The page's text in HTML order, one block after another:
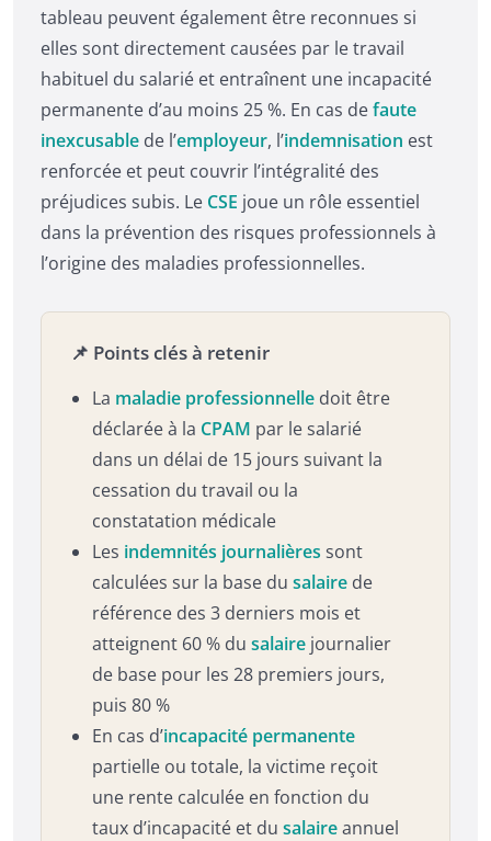
tableau peuvent également être reconnues si
elles sont directement causées par le travail
habituel du salarié et entraînent une incapacité
permanente d’au moins 25 %. En cas defaute
inexcusable de l’employeur, l’indemnisation est
renforcée et peut couvrir l’intégralité des
préjudices subis. Le CSE joue un rôle essentiel
dans la prévention des risques professionnels à
l’origine des maladies professionnelles.
📌 Points clés à retenir
La maladie professionnelle doit être
déclarée à la CPAM par le salarié
dans un délai de 15 jours suivant la
cessation du travail ou la
constatation médicale
Les indemnités journalières sont
calculées sur la base du salaire de
référence des 3 derniers mois et
atteignent 60 % du salaire journalier
de base pour les 28 premiers jours,
puis 80 %
En cas d’incapacité permanente
partielle ou totale, la victime reçoit
une rente calculée en fonction du
taux d’incapacité et du salaireannuel